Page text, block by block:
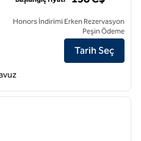
Toronto ON için otel detaylarını
Honors İndirimi Erken Rezervasyon
Peşin Ödeme
Tarih Seç